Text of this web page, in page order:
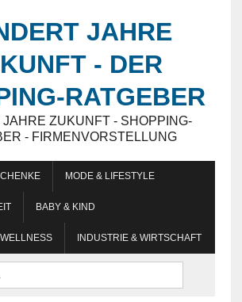
JAHRE
- DER
RATGEBER
ZUKUNFT - SHOPPING-
- FIRMENVORSTELLUNG
MODE & LIFESTYLE
BABY & KIND
INDUSTRIE & WIRTSCHAFT